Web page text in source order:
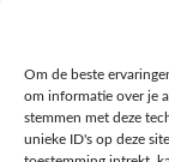
Om de beste
om informatie over je
stemmen met deze
unieke ID's op deze
€1,59
NAAR AH